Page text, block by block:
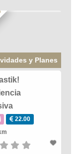
y Planes
22.00